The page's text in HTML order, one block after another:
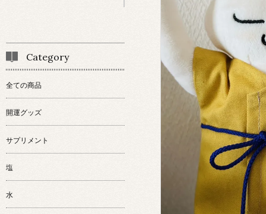
Category
全ての商品
開運グッズ
サプリメント
塩
水